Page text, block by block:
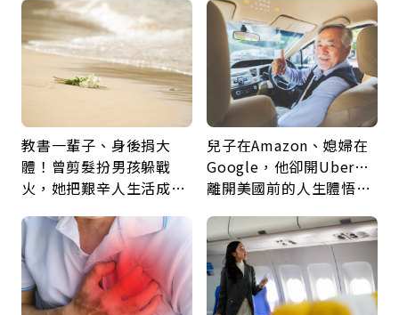
教書一輩子、身後捐大
體！曾剪髮扮男孩躲戰
火，她把艱辛人生活成風
福
兒子在Amazon、媳婦在
Google，他卻開Uber…
離開美國前的人生體悟：